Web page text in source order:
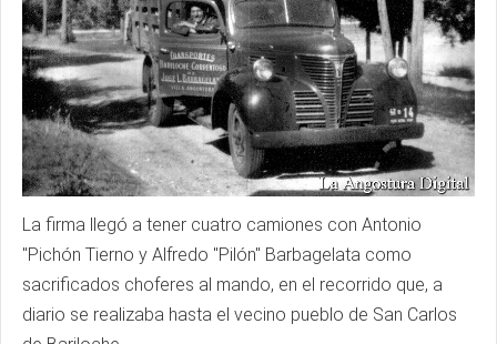
La firma llegó a tener cuatro camiones con Antonio
"Pichón Tierno y Alfredo "Pilón" Barbagelata como
sacrificados choferes al mando, en el recorrido que, a
diario se realizaba hasta el vecino pueblo de San Carlos